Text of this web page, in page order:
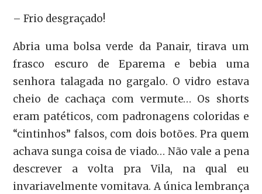
– Frio desgraçado!
Abria uma bolsa verde da Panair, tirava um
frasco escuro de Eparema e bebia uma
senhora talagada no gargalo. O vidro estava
cheio de cachaça com vermute… Os shorts
eram patéticos, com padronagens coloridas e
“cintinhos” falsos, com dois botões. Pra quem
achava sunga coisa de viado… Não vale a pena
descrever a volta pra Vila, na qual eu
invariavelmente vomitava. A única lembrança